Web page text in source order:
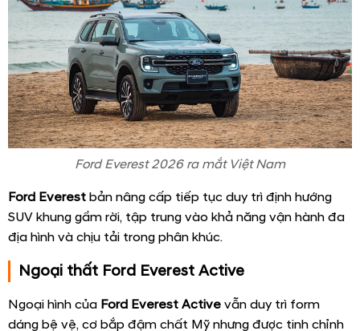
Ford Everest 2026 ra mắt Việt Nam
Ford Everest bản nâng cấp tiếp tục duy trì định hướng
SUV khung gầm rời, tập trung vào khả năng vận hành đa
địa hình và chịu tải trong phân khúc.
Ngoại thất Ford Everest Active
Ngoại hình của Ford Everest Active vẫn duy trì form
dáng bệ vệ, cơ bắp đậm chất Mỹ nhưng được tinh chỉnh